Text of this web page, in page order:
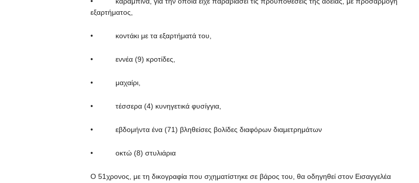
εξαρτήματος,
• κοντάκι με τα εξαρτήματά του,
• εννέα (9) κροτίδες,
• μαχαίρι,
• τέσσερα (4) κυνηγετικά φυσίγγια,
• εβδομήντα ένα (71) βληθείσες βολίδες διαφόρων διαμετρημάτων
• οκτώ (8) στυλιάρια
Ο 51χρονος, με τη δικογραφία που σχηματίστηκε σε βάρος του, θα οδηγηθεί στον Εισαγγελέα